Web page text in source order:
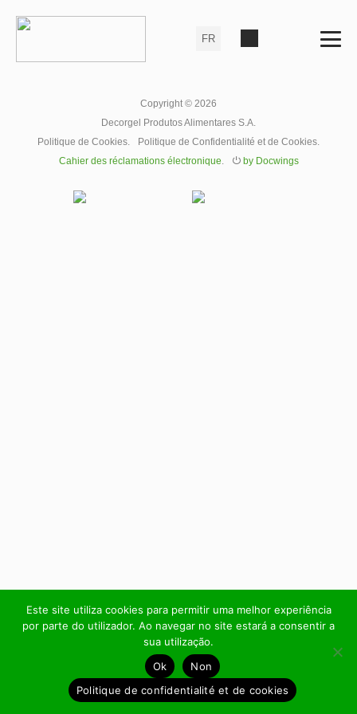
Copyright © 2026
Decorgel Produtos Alimentares S.A.
Politique de Cookies. Politique de Confidentialité et de Cookies.
Cahier des réclamations électronique. ⏻ by Docwings
Este site utiliza cookies para permitir uma melhor experiência
por parte do utilizador. Ao navegar no site estará a consentir a
sua utilização.
Ok
Non
Politique de confidentialité et de cookies